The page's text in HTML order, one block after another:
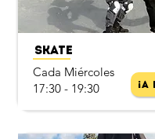
Skate
Cada Miércoles
17:30 - 19:30